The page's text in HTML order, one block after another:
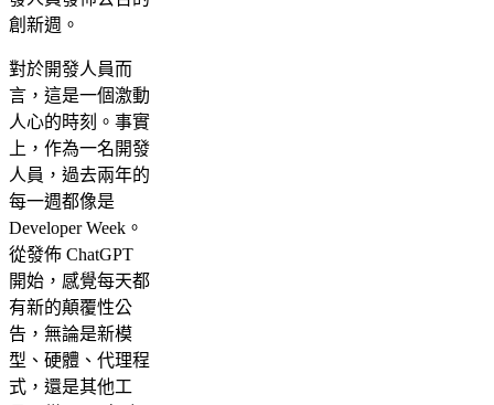
創新週。
對於開發人員而
言，這是一個激動
人心的時刻。事實
上，作為一名開發
人員，過去兩年的
每一週都像是
Developer Week。
從發佈 ChatGPT
開始，感覺每天都
有新的顛覆性公
告，無論是新模
型、硬體、代理程
式，還是其他工